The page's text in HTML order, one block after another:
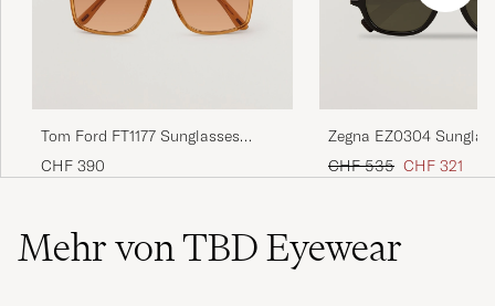
Tom Ford FT1177 Sunglasses
Yellow
CHF 390
Zegna EZ0304
Brown
Regulärer Preis
CHF 535 Reduzierter
CHF 321
Mehr von TBD Eyewear